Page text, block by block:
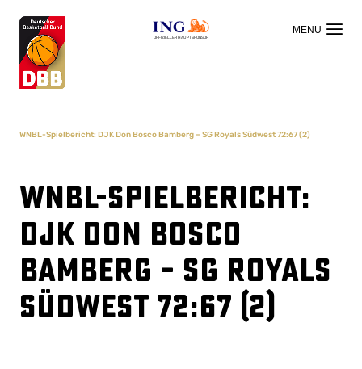
OFFIZIELLER HAUPTSPONSOR
WNBL-Spielbericht: DJK Don Bosco Bamberg – SG Royals Südwest 72:67 (2)
WNBL-Spielbericht:
DJK Don Bosco
Bamberg – SG Royals
Südwest 72:67 (2)